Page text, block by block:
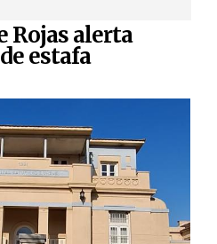
Rojas alerta
estafa